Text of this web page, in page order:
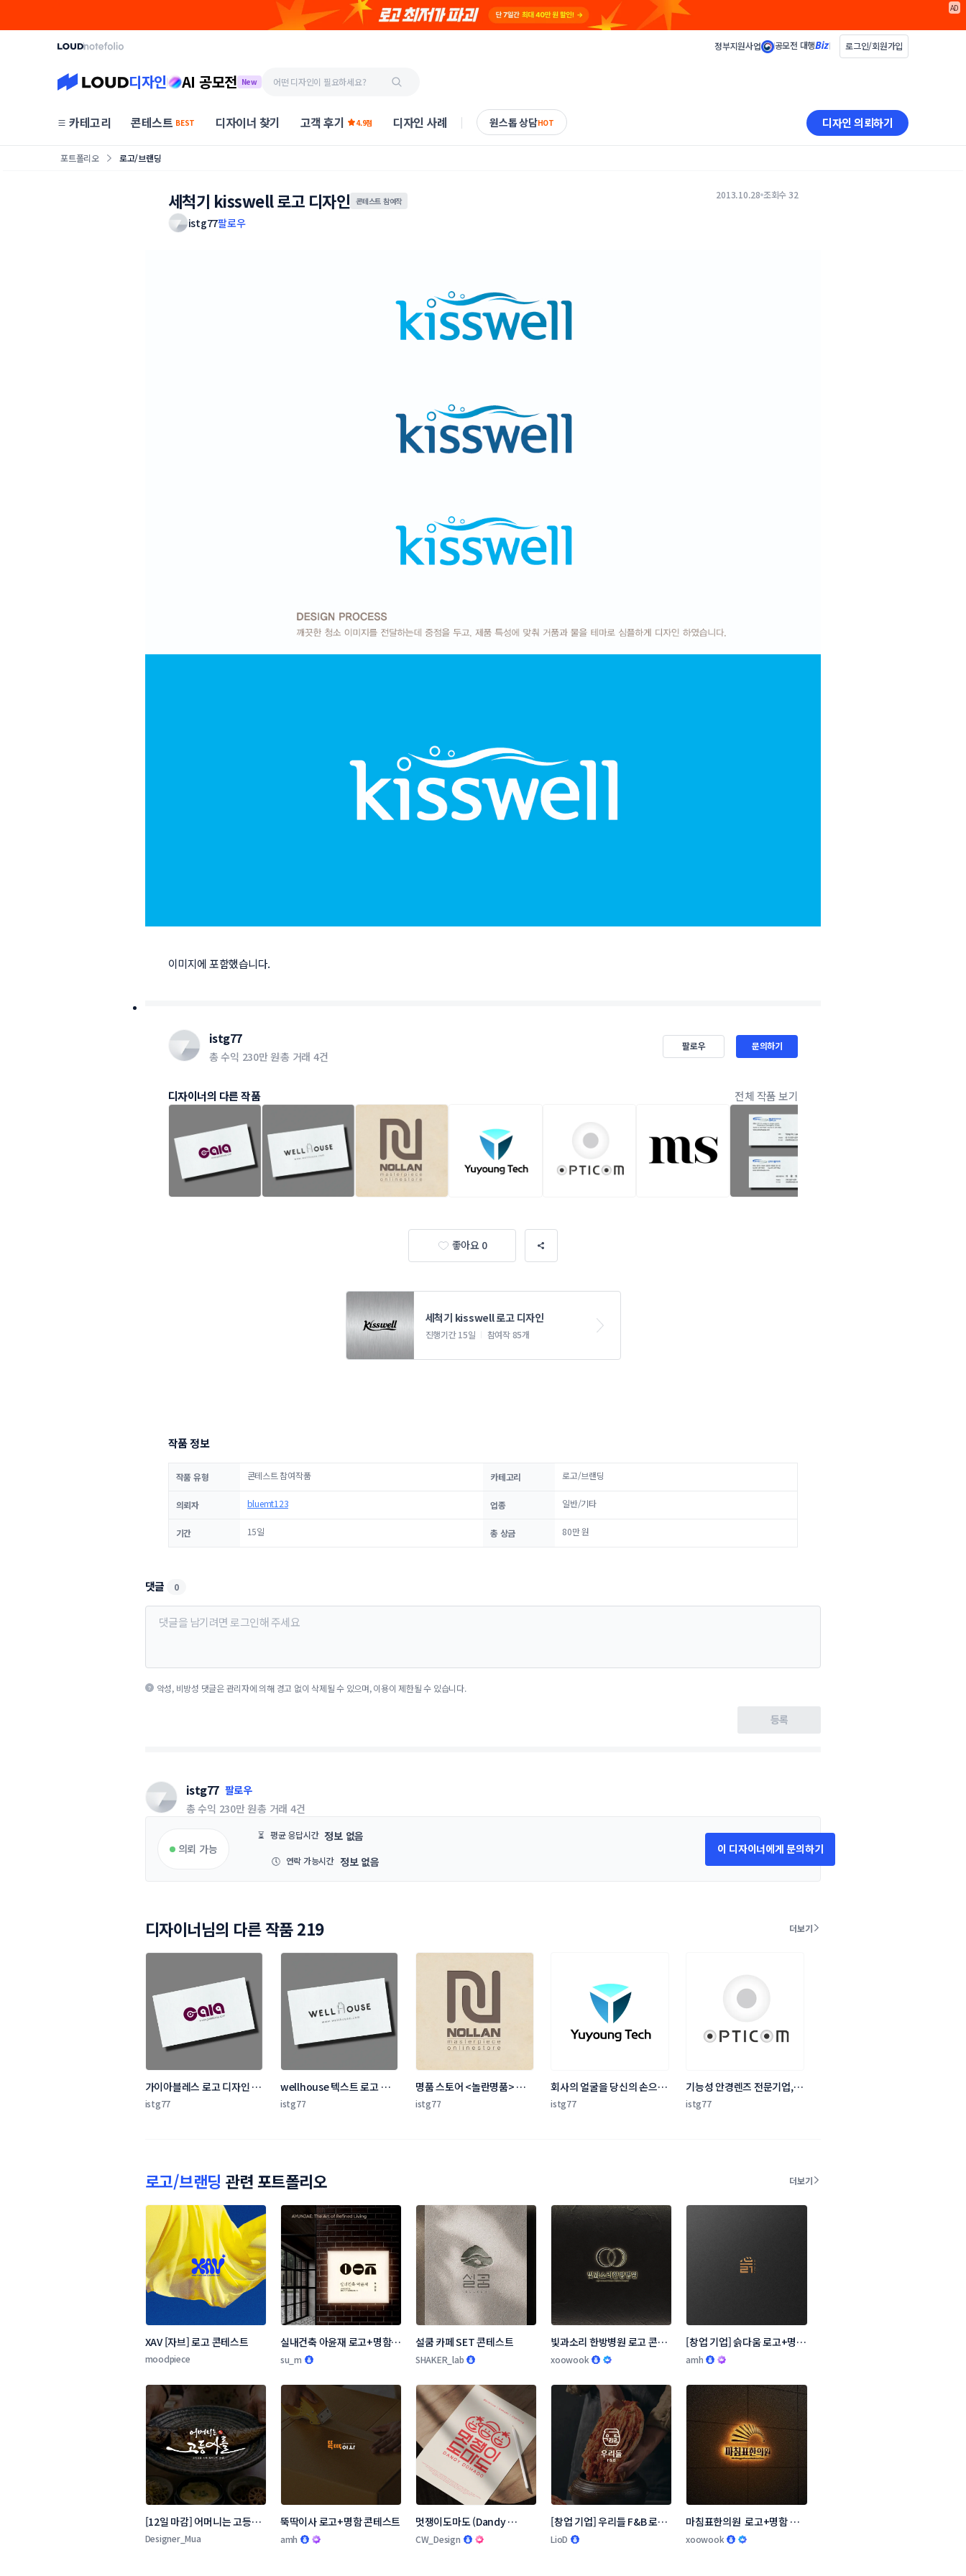
AD
정부지원사업 공모전 대행 로그인/회원가입
디자인 AI 공모전 New
카테고리 콘테스트 BEST 디자이너 찾기 고객 후기 4.9점 디자인 사례 원스톱 상담HOT 디자인 의뢰하기
포트폴리오 로고/브랜딩
세척기 kisswell 로고 디자인 콘테스트 참여작 2013.10.28 조회수 32
istg77팔로우
이미지에 포함했습니다.
istg77
총 수익 230만 원총 거래 4건
팔로우 문의하기
디자이너의 다른 작품 전체 작품 보기
좋아요 0
세척기 kisswell 로고 디자인
진행기간 15일 참여작 85개
작품 정보
작품 유형 콘테스트 참여작품
의뢰자 bluemt123
기간 15일
카테고리 로고/브랜딩
업종 일반/기타
총 상금 80만 원
댓글 0
악성, 비방성 댓글은 관리자에 의해 경고 없이 삭제될 수 있으며, 이용이 제한될 수 있습니다.
등록
istg77 팔로우
총 수익 230만 원총 거래 4건
의뢰 가능
⏳ 평균 응답시간 정보 없음
🕔 연락 가능시간 정보 없음
이 디자이너에게 문의하기
디자이너님의 다른 작품 219 더보기
가이아블레스 로고 디자인 의
뢰
istg77
wellhouse 텍스트 로고 디
자인
istg77
명품 스토어 <놀란명품> 로
고, 명함 디자인 의뢰
istg77
회사의 얼굴을 당신의 손으로
만들어주세요.
istg77
기능성 안경렌즈 전문기업,
로고 디자인 부탁드립니다.
istg77
로고/브랜딩 관련 포트폴리오 더보기
XAV [자브] 로고 콘테스트
moodpiece
실내건축 아윤재 로고+명함
콘테스트
su_m
설쿰 카페 SET 콘테스트
SHAKER_lab
빛과소리 한방병원 로고 콘테
스트
xoowook
[창업 기업] 슭다움 로고+명함
콘테스트
amh
[12일 마감] 어머니는 고등어
를 로고 콘테스트
Designer_Mua
뚝딱이사 로고+명함 콘테스트
amh
멋쟁이도마도 (Dandy
Domado 로고 콘테스트
CW_Design
[창업 기업] 우리들 F&B 로고
콘테스트
LioD
마침표한의원  로고+명함 콘
테스트
xoowook